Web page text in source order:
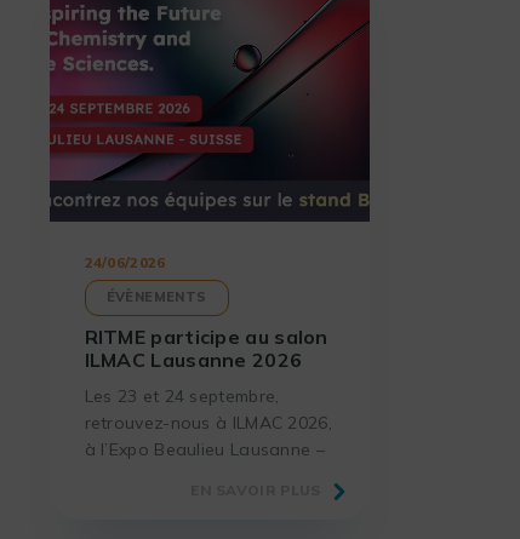
24/06/2026
ÉVÈNEMENTS
RITME participe au salon
ILMAC Lausanne 2026
Les 23 et 24 septembre,
retrouvez-nous à ILMAC 2026,
à l’Expo Beaulieu Lausanne –